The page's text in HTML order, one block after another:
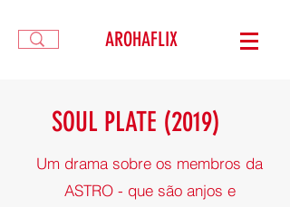
AROHAFLIX
SOUL PLATE (2019)
Um drama sobre os membros da
ASTRO - que são anjos e